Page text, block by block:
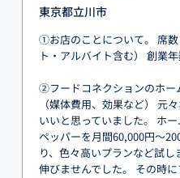
東京都立川市
①お店のことについて。 席
ト・アルバイト含む） 創業
②フードコネクションのホー
（媒体費用、効果など） 元
いいと思っていました。 ホ
ペッパーを月間60,000円～
り、色々高いプランなど試
伸びませんでした。 その時